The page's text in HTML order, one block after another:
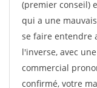
(premier conseil)
qui a une
se faire entendre
l'inverse, avec
commercial
confirmé, votre